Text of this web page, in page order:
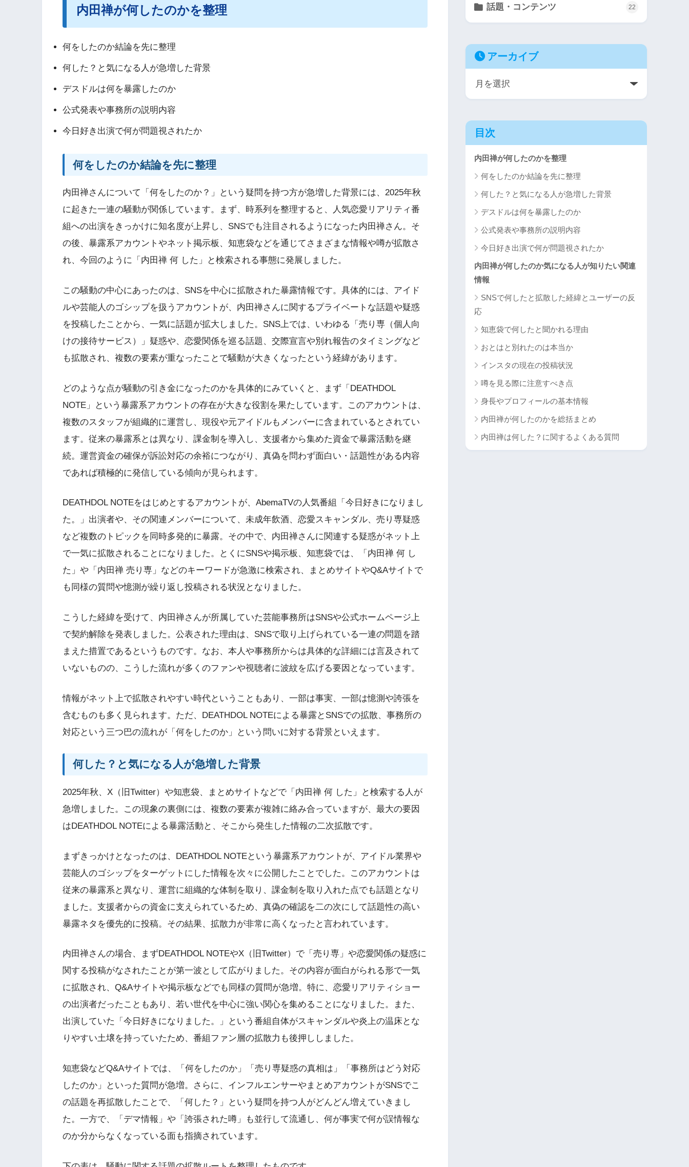
内田禅が何したのかを整理
何をしたのか結論を先に整理
何した？と気になる人が急増した背景
デスドルは何を暴露したのか
公式発表や事務所の説明内容
今日好き出演で何が問題視されたか
何をしたのか結論を先に整理
内田禅さんについて「何をしたのか？」という疑問を持つ方が急増した背景には、2025年秋
に起きた一連の騒動が関係しています。まず、時系列を整理すると、人気恋愛リアリティ番
組への出演をきっかけに知名度が上昇し、SNSでも注目されるようになった内田禅さん。そ
の後、暴露系アカウントやネット掲示板、知恵袋などを通じてさまざまな情報や噂が拡散さ
れ、今回のように「内田禅 何 した」と検索される事態に発展しました。
この騒動の中心にあったのは、SNSを中心に拡散された暴露情報です。具体的には、アイド
ルや芸能人のゴシップを扱うアカウントが、内田禅さんに関するプライベートな話題や疑惑
を投稿したことから、一気に話題が拡大しました。SNS上では、いわゆる「売り専（個人向
けの接待サービス）」疑惑や、恋愛関係を巡る話題、交際宣言や別れ報告のタイミングなど
も拡散され、複数の要素が重なったことで騒動が大きくなったという経緯があります。
どのような点が騒動の引き金になったのかを具体的にみていくと、まず「DEATHDOL
NOTE」という暴露系アカウントの存在が大きな役割を果たしています。このアカウントは、
複数のスタッフが組織的に運営し、現役や元アイドルもメンバーに含まれているとされてい
ます。従来の暴露系とは異なり、課金制を導入し、支援者から集めた資金で暴露活動を継
続。運営資金の確保が訴訟対応の余裕につながり、真偽を問わず面白い・話題性がある内容
であれば積極的に発信している傾向が見られます。
DEATHDOL NOTEをはじめとするアカウントが、AbemaTVの人気番組「今日好きになりまし
た。」出演者や、その関連メンバーについて、未成年飲酒、恋愛スキャンダル、売り専疑惑
など複数のトピックを同時多発的に暴露。その中で、内田禅さんに関連する疑惑がネット上
で一気に拡散されることになりました。とくにSNSや掲示板、知恵袋では、「内田禅 何 し
た」や「内田禅 売り専」などのキーワードが急激に検索され、まとめサイトやQ&Aサイトで
も同様の質問や憶測が繰り返し投稿される状況となりました。
こうした経緯を受けて、内田禅さんが所属していた芸能事務所はSNSや公式ホームページ上
で契約解除を発表しました。公表された理由は、SNSで取り上げられている一連の問題を踏
まえた措置であるというものです。なお、本人や事務所からは具体的な詳細には言及されて
いないものの、こうした流れが多くのファンや視聴者に波紋を広げる要因となっています。
情報がネット上で拡散されやすい時代ということもあり、一部は事実、一部は憶測や誇張を
含むものも多く見られます。ただ、DEATHDOL NOTEによる暴露とSNSでの拡散、事務所の
対応という三つ巴の流れが「何をしたのか」という問いに対する背景といえます。
何した？と気になる人が急増した背景
2025年秋、X（旧Twitter）や知恵袋、まとめサイトなどで「内田禅 何 した」と検索する人が
急増しました。この現象の裏側には、複数の要素が複雑に絡み合っていますが、最大の要因
はDEATHDOL NOTEによる暴露活動と、そこから発生した情報の二次拡散です。
まずきっかけとなったのは、DEATHDOL NOTEという暴露系アカウントが、アイドル業界や
芸能人のゴシップをターゲットにした情報を次々に公開したことでした。このアカウントは
従来の暴露系と異なり、運営に組織的な体制を取り、課金制を取り入れた点でも話題となり
ました。支援者からの資金に支えられているため、真偽の確認を二の次にして話題性の高い
暴露ネタを優先的に投稿。その結果、拡散力が非常に高くなったと言われています。
内田禅さんの場合、まずDEATHDOL NOTEやX（旧Twitter）で「売り専」や恋愛関係の疑惑に
関する投稿がなされたことが第一波として広がりました。その内容が面白がられる形で一気
に拡散され、Q&Aサイトや掲示板などでも同様の質問が急増。特に、恋愛リアリティショー
の出演者だったこともあり、若い世代を中心に強い関心を集めることになりました。また、
出演していた「今日好きになりました。」という番組自体がスキャンダルや炎上の温床とな
りやすい土壌を持っていたため、番組ファン層の拡散力も後押ししました。
知恵袋などQ&Aサイトでは、「何をしたのか」「売り専疑惑の真相は」「事務所はどう対応
したのか」といった質問が急増。さらに、インフルエンサーやまとめアカウントがSNSでこ
の話題を再拡散したことで、「何した？」という疑問を持つ人がどんどん増えていきまし
た。一方で、「デマ情報」や「誇張された噂」も並行して流通し、何が事実で何が誤情報な
のか分からなくなっている面も指摘されています。
話題・コンテンツ 22
アーカイブ
目次
内田禅が何したのかを整理
何をしたのか結論を先に整理
何した？と気になる人が急増した背景
デスドルは何を暴露したのか
公式発表や事務所の説明内容
今日好き出演で何が問題視されたか
内田禅が何したのか気になる人が知りたい関連
情報
SNSで何したと拡散した経緯とユーザーの反
応
知恵袋で何したと聞かれる理由
おとはと別れたのは本当か
インスタの現在の投稿状況
噂を見る際に注意すべき点
身長やプロフィールの基本情報
内田禅が何したのかを総括まとめ
内田禅は何した？に関するよくある質問